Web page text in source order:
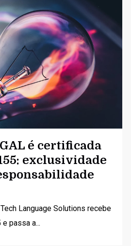
é certificada
exclusividade
Language Solutions recebe
passa a...